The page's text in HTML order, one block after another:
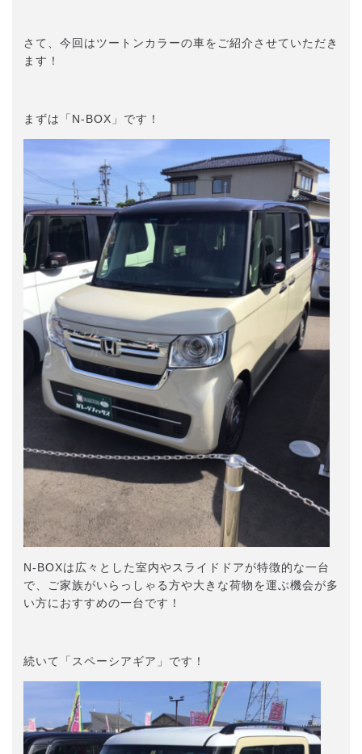
さて、今回はツートンカラーの車をご紹介させていただき
ます！
まずは「N-BOX」です！
N-BOXは広々とした室内やスライドドアが特徴的な一台
で、ご家族がいらっしゃる方や大きな荷物を運ぶ機会が多
い方におすすめの一台です！
続いて「スペーシアギア」です！